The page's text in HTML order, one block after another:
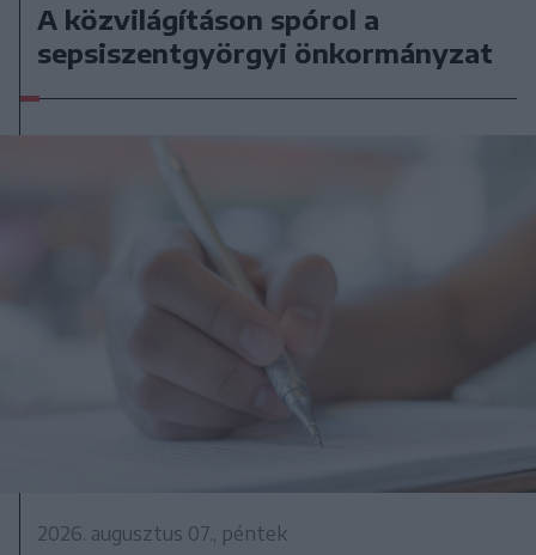
A közvilágításon spórol a
sepsiszentgyörgyi önkormányzat
2026. augusztus 07., péntek